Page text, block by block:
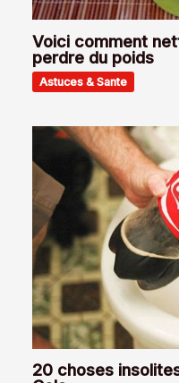
Voici comment
perdre du poids
Astuces & Sante
20 choses